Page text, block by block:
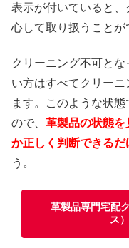
表示が付いていると
心して取り扱うことが
クリーニング不可と
い方はすべてクリー
ます。このような状
ので、 革製品の状態
か正しく判断できる
う。
革製品専門宅配
ス